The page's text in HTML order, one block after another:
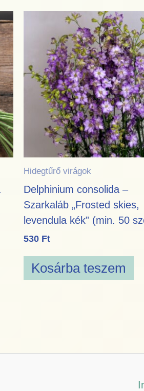
Hidegtűrő virágok
Delphinium consolida –
Szarkaláb „Frosted skies,
levendula kék” (min. 50
530 Ft
Kosárba teszem